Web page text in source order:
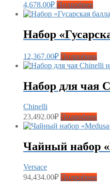
4,678.00₽ Подробнее
Набор
12,367.00₽ Подробнее
Набор для чая
Chinelli
23,492.00₽ Подробнее
Чайный набор
Versace
94,434.00₽ Подробнее